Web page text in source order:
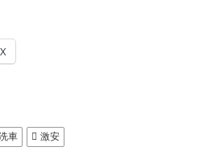
X
車 激安